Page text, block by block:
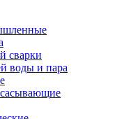
сварки
воды и пара